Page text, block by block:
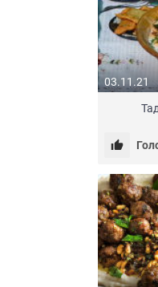
03.11.21